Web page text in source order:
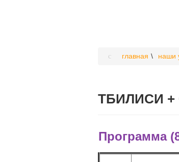
главная наши
ТБИЛИСИ +
Программа (